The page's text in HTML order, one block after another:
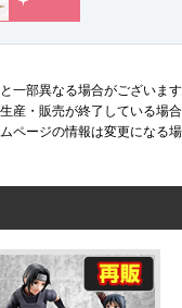
部異なる場合がございます
・販売が終了している場
ージの情報は変更になる